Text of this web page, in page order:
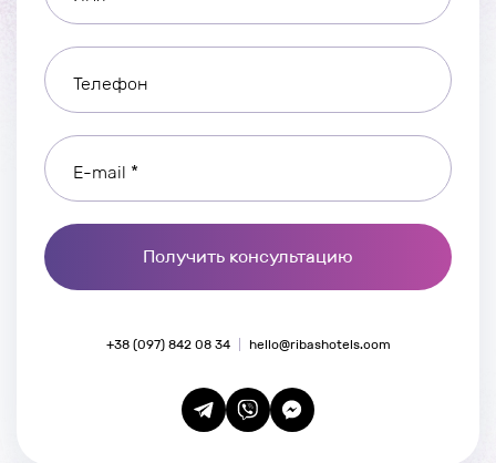
Телефон
E-mail *
Получить консультацию
+38 (097) 842 08 34 hello@ribashotels.com